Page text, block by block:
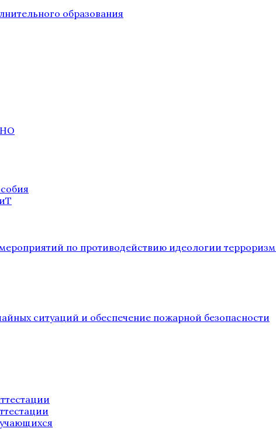
образования
по противодействию идеологии
ситуаций и обеспечение пожарной безопасности